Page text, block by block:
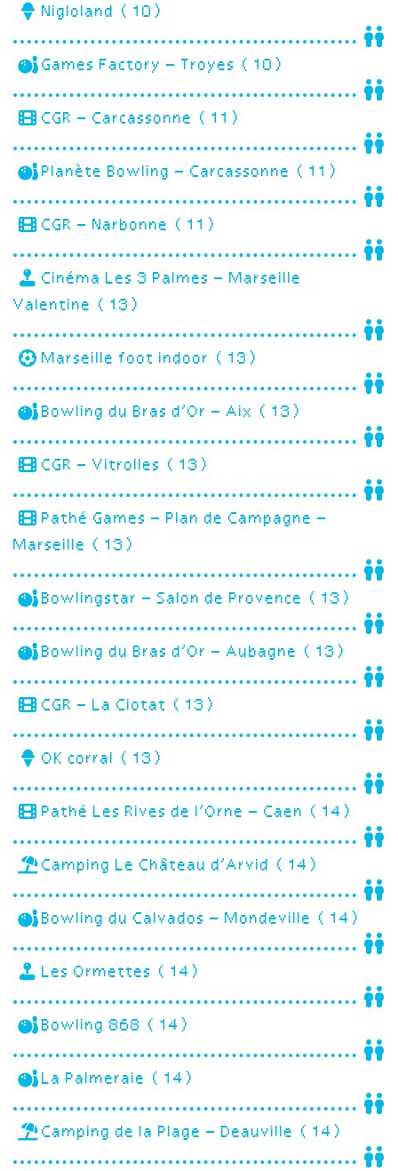
Nigloland (10)
Games Factory – Troyes (10)
CGR – Carcassonne (11)
Planète Bowling – Carcassonne (11)
CGR – Narbonne (11)
Cinéma Les 3 Palmes – Marseille
Valentine (13)
Marseille foot indoor (13)
Bowling du Bras d’Or – Aix (13)
CGR – Vitrolles (13)
Pathé Games – Plan de Campagne –
Marseille (13)
Bowlingstar – Salon de Provence (13)
Bowling du Bras d’Or – Aubagne (13)
CGR – La Ciotat (13)
OK corral (13)
Pathé Les Rives de l’Orne – Caen (14)
Camping Le Château d’Arvid (14)
Bowling du Calvados – Mondeville (14)
Les Ormettes (14)
Bowling 868 (14)
La Palmeraie (14)
Camping de la Plage – Deauville (14)